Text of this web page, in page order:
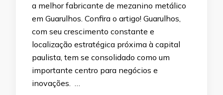
a melhor fabricante de mezanino metálico
em Guarulhos. Confira o artigo! Guarulhos,
com seu crescimento constante e
localização estratégica próxima à capital
paulista, tem se consolidado como um
importante centro para negócios e
inovações. …